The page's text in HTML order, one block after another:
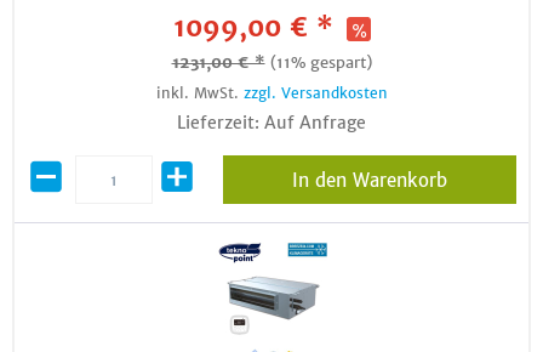
1099,00 € *
1231,00 € * (11% gespart)
inkl. MwSt. zzgl. Versandkosten
Lieferzeit: Auf Anfrage
In den Warenkorb